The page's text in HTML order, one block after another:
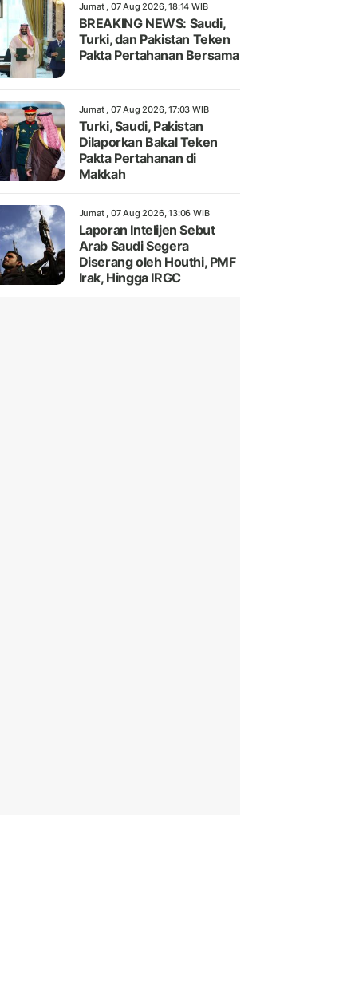
Jumat , 07 Aug 2026, 18:14 WIB
BREAKING NEWS: Saudi,
Turki, dan Pakistan Teken
Pakta Pertahanan Bersama
Jumat , 07 Aug 2026, 17:03 WIB
Turki, Saudi, Pakistan
Dilaporkan Bakal Teken
Pakta Pertahanan di
Makkah
Jumat , 07 Aug 2026, 13:06 WIB
Laporan Intelijen Sebut
Arab Saudi Segera
Diserang oleh Houthi, PMF
Irak, Hingga IRGC